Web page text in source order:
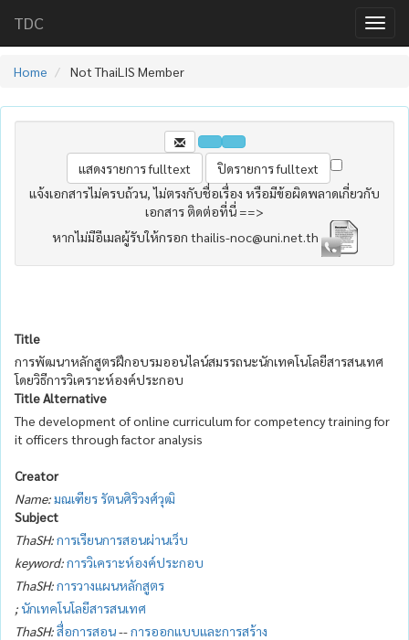
TDC
Home Not ThaiLIS Member
แจ้งเอกสารไม่ครบถ้วน, ไม่ตรงกับชื่อเรื่อง หรือมีข้อผิดพลาดเกี่ยวกับ
เอกสาร ติดต่อที่นี่ ==>
หากไม่มีอีเมลผู้รับให้กรอก thailis-noc@uni.net.th
Title
การพัฒนาหลักสูตรฝึกอบรมออนไลน์สมรรถนะนักเทคโนโลยีสารสนเทศ
โดยวิธีการวิเคราะห์องค์ประกอบ
Title Alternative
The development of online curriculum for competency training for
it officers through factor analysis
Creator
Name:มณเฑียร รัตนศิริวงศ์วุฒิ
Subject
ThaSH:การเรียนการสอนผ่านเว็บ
keyword:การวิเคราะห์องค์ประกอบ
ThaSH:การวางแผนหลักสูตร
;นักเทคโนโลยีสารสนเทศ
ThaSH:สื่อการสอน--การออกแบบและการสร้าง